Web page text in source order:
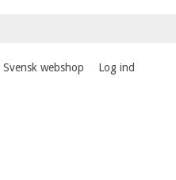
Svensk webshop Log ind